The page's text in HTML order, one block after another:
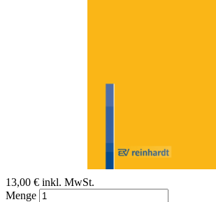
Anti-Gewalt-Arbeitmit
13,00 € inkl. MwSt.
Menge